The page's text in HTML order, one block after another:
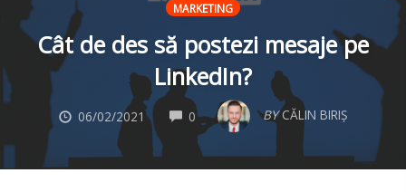
content
MARKETING
Cât de des să postezi mesaje pe
LinkedIn?
06/02/2021 0COMMENTSBY CĂLIN BIRIȘ